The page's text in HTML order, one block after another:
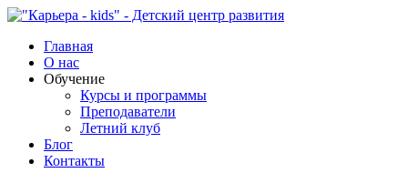
Главная
О нас
Обучение
Курсы и программы
Преподаватели
Летний клуб
Блог
Контакты